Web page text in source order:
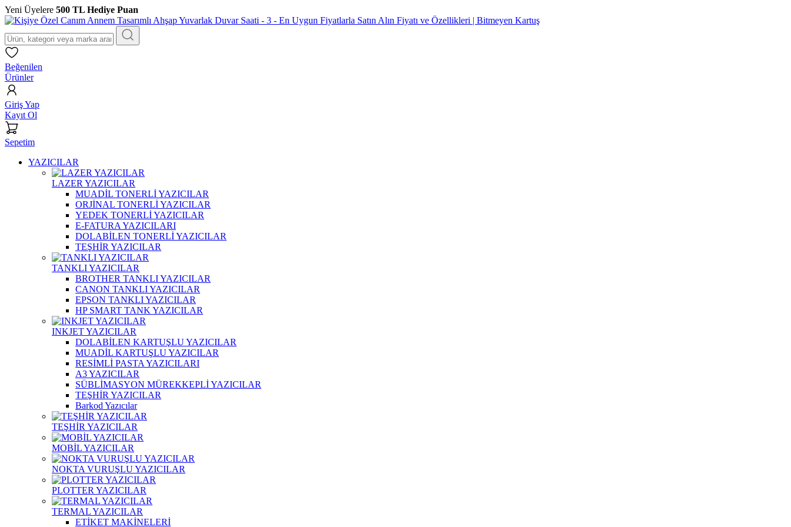
Yeni Üyelere 500 TL Hediye Puan
Beğenilen
Ürünler
Giriş Yap
Kayıt Ol
Sepetim
YAZICILAR
LAZER YAZICILAR
MUADİL TONERLİ YAZICILAR
ORJİNAL TONERLİ YAZICILAR
YEDEK TONERLİ YAZICILAR
E-FATURA YAZICILARI
DOLABİLEN TONERLİ YAZICILAR
TEŞHİR YAZICILAR
TANKLI YAZICILAR
BROTHER TANKLI YAZICILAR
CANON TANKLI YAZICILAR
EPSON TANKLI YAZICILAR
HP SMART TANK YAZICILAR
INKJET YAZICILAR
DOLABİLEN KARTUŞLU YAZICILAR
MUADİL KARTUŞLU YAZICILAR
RESİMLİ PASTA YAZICILARI
A3 YAZICILAR
SÜBLİMASYON MÜREKKEPLİ YAZICILAR
TEŞHİR YAZICILAR
Barkod Yazıcılar
TEŞHİR YAZICILAR
MOBİL YAZICILAR
NOKTA VURUŞLU YAZICILAR
PLOTTER YAZICILAR
TERMAL YAZICILAR
ETİKET MAKİNELERİ